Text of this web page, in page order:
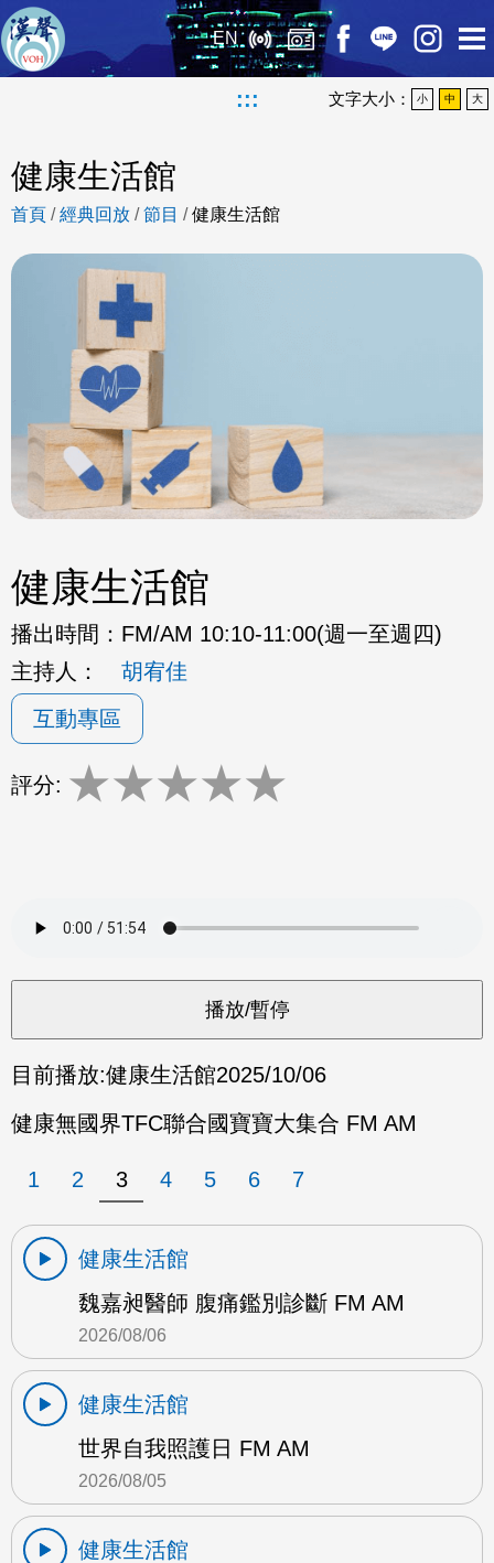
EN
::: 文字大小： 小 中 大
健康生活館
首頁 /經典回放 /節目 /健康生活館
健康生活館
播出時間： FM/AM 10:10-11:00(週一至週四)
主持人：
胡宥佳
互動專區
評分: ★★★★★
目前播放:健康生活館2025/10/06
健康無國界TFC聯合國寶寶大集合 FM AM
1 2 3 4 5 6 7
健康生活館
魏嘉昶醫師 腹痛鑑別診斷 FM AM
2026/08/06
健康生活館
世界自我照護日 FM AM
2026/08/05
健康生活館